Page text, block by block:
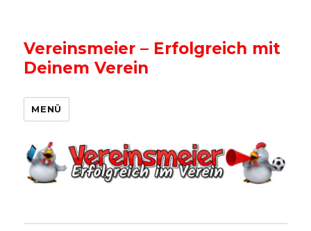
Vereinsmeier – Erfolgreich mit
Deinem Verein
MENÜ